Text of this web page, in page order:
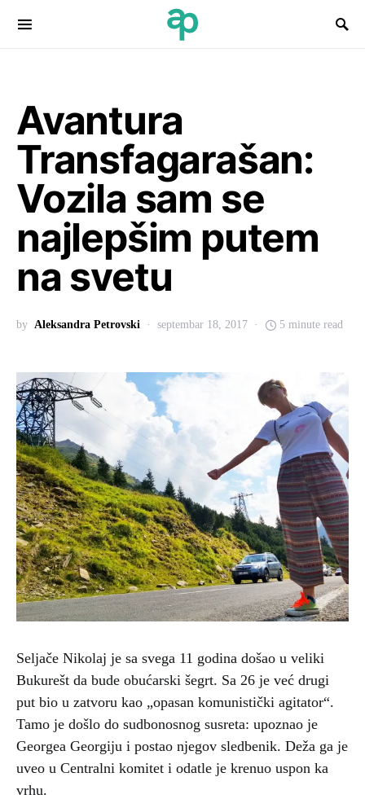
Search for:
Avantura
Transfagarašan:
Vozila sam se
najlepšim putem
na svetu
by Aleksandra Petrovski septembar 18, 2017 5 minute read
Seljače Nikolaj je sa svega 11 godina došao u veliki
Bukurešt da bude obućarski šegrt. Sa 26 je već drugi
put bio u zatvoru kao „opasan komunistički agitator“.
Tamo je došlo do sudbonosnog susreta: upoznao je
Georgea Georgiju i postao njegov sledbenik. Deža ga je
uveo u Centralni komitet i odatle je krenuo uspon ka
vrhu.